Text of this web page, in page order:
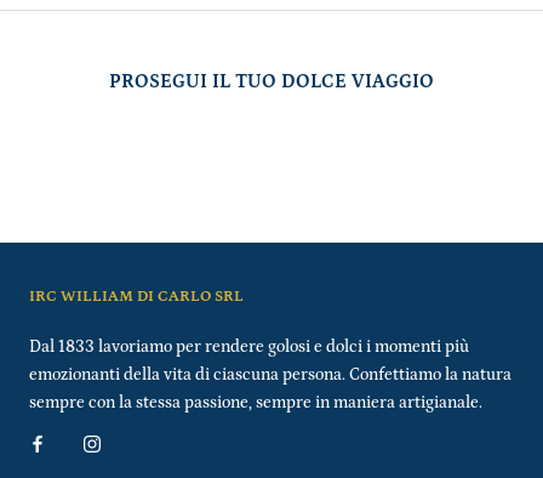
PROSEGUI IL TUO DOLCE VIAGGIO
IRC WILLIAM DI CARLO SRL
Dal 1833 lavoriamo per rendere golosi e dolci i momenti più
emozionanti della vita di ciascuna persona. Confettiamo la natura
sempre con la stessa passione, sempre in maniera artigianale.